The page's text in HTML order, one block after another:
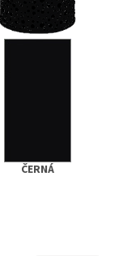
ČERNÁ